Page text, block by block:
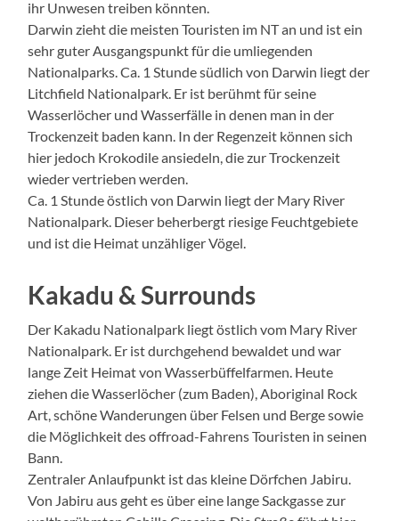
ihr Unwesen treiben könnten.
Darwin zieht die meisten Touristen im NT an und ist ein
sehr guter Ausgangspunkt für die umliegenden
Nationalparks. Ca. 1 Stunde südlich von Darwin liegt der
Litchfield Nationalpark. Er ist berühmt für seine
Wasserlöcher und Wasserfälle in denen man in der
Trockenzeit baden kann. In der Regenzeit können sich
hier jedoch Krokodile ansiedeln, die zur Trockenzeit
wieder vertrieben werden.
Ca. 1 Stunde östlich von Darwin liegt der Mary River
Nationalpark. Dieser beherbergt riesige Feuchtgebiete
und ist die Heimat unzähliger Vögel.
Kakadu & Surrounds
Der Kakadu Nationalpark liegt östlich vom Mary River
Nationalpark. Er ist durchgehend bewaldet und war
lange Zeit Heimat von Wasserbüffelfarmen. Heute
ziehen die Wasserlöcher (zum Baden), Aboriginal Rock
Art, schöne Wanderungen über Felsen und Berge sowie
die Möglichkeit des offroad-Fahrens Touristen in seinen
Bann.
Zentraler Anlaufpunkt ist das kleine Dörfchen Jabiru.
Von Jabiru aus geht es über eine lange Sackgasse zur